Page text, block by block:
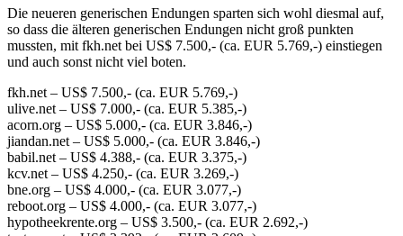
Die neueren generischen Endungen sparten sich wohl diesmal auf,
so dass die älteren generischen Endungen nicht groß punkten
mussten, mit fkh.net bei US$ 7.500,- (ca. EUR 5.769,-) einstiegen
und auch sonst nicht viel boten.
fkh.net – US$ 7.500,- (ca. EUR 5.769,-)
ulive.net – US$ 7.000,- (ca. EUR 5.385,-)
acorn.org – US$ 5.000,- (ca. EUR 3.846,-)
jiandan.net – US$ 5.000,- (ca. EUR 3.846,-)
babil.net – US$ 4.388,- (ca. EUR 3.375,-)
kcv.net – US$ 4.250,- (ca. EUR 3.269,-)
bne.org – US$ 4.000,- (ca. EUR 3.077,-)
reboot.org – US$ 4.000,- (ca. EUR 3.077,-)
hypotheekrente.org – US$ 3.500,- (ca. EUR 2.692,-)